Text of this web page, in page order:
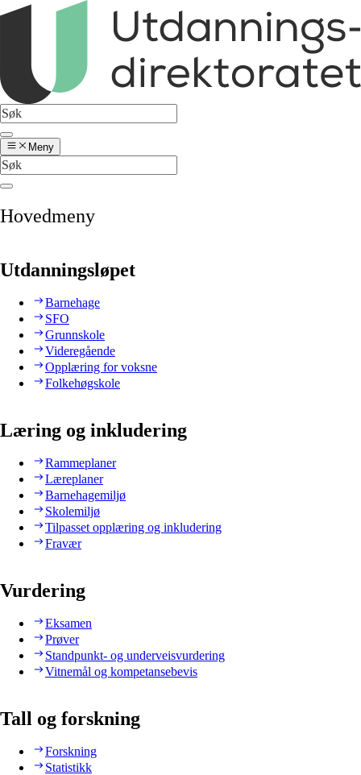
Meny
Hovedmeny
Utdanningsløpet
Barnehage
SFO
Grunnskole
Videregående
Opplæring for voksne
Folkehøgskole
Læring og inkludering
Rammeplaner
Læreplaner
Barnehagemiljø
Skolemiljø
Tilpasset opplæring og inkludering
Fravær
Vurdering
Eksamen
Prøver
Standpunkt- og underveisvurdering
Vitnemål og kompetansebevis
Tall og forskning
Forskning
Statistikk